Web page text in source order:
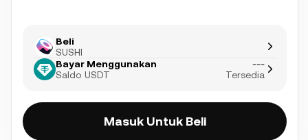
Beli
SUSHI
Bayar Menggunakan
Saldo USDT
---
Tersedia
Masuk Untuk Beli